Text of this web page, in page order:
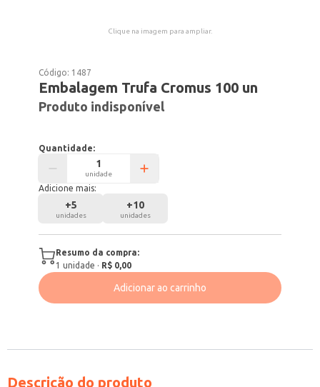
Clique na imagem para ampliar.
Código: 1487
Embalagem Trufa Cromus 100 un
Produto indisponível
Quantidade:
unidade
Adicione mais:
+5
unidades
+10
unidades
Resumo da compra:
1 unidade · R$ 0,00
Adicionar ao carrinho
Descrição do produto